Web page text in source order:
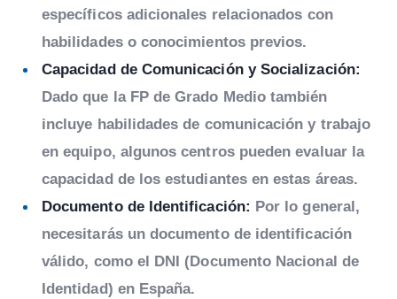
específicos adicionales relacionados con
habilidades o conocimientos previos.
Capacidad de Comunicación y Socialización:
Dado que la FP de Grado Medio también
incluye habilidades de comunicación y trabajo
en equipo, algunos centros pueden evaluar la
capacidad de los estudiantes en estas áreas.
Documento de Identificación: Por lo general,
necesitarás un documento de identificación
válido, como el DNI (Documento Nacional de
Identidad) en España.